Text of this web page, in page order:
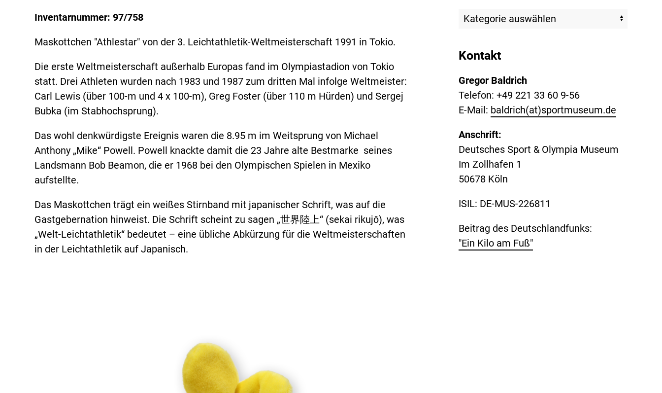
Inventarnummer: 97/758
Maskottchen "Athlestar" von der 3. Leichtathletik-Weltmeisterschaft 1991 in Tokio.
Die erste Weltmeisterschaft außerhalb Europas fand im Olympiastadion von Tokio
statt. Drei Athleten wurden nach 1983 und 1987 zum dritten Mal infolge Weltmeister:
Carl Lewis (über 100-m und 4 x 100-m), Greg Foster (über 110 m Hürden) und Sergej
Bubka (im Stabhochsprung).
Das wohl denkwürdigste Ereignis waren die 8.95 m im Weitsprung von Michael
Anthony „Mike“ Powell. Powell knackte damit die 23 Jahre alte Bestmarke seines
Landsmann Bob Beamon, die er 1968 bei den Olympischen Spielen in Mexiko
aufstellte.
Das Maskottchen trägt ein weißes Stirnband mit japanischer Schrift, was auf die
Gastgebernation hinweist. Die Schrift scheint zu sagen „世界陸上“ (sekai rikujō), was
„Welt-Leichtathletik“ bedeutet – eine übliche Abkürzung für die Weltmeisterschaften
in der Leichtathletik auf Japanisch.
Kontakt
Gregor Baldrich
Telefon: +49 221 33 60 9-56
E-Mail: baldrich(at)sportmuseum.de
Anschrift:
Deutsches Sport & Olympia Museum
Im Zollhafen 1
50678 Köln
ISIL: DE-MUS-226811
Beitrag des Deutschlandfunks:
"Ein Kilo am Fuß"